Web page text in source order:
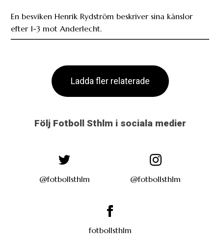
En besviken Henrik Rydström beskriver sina känslor
efter 1-3 mot Anderlecht.
Ladda fler relaterade
Följ Fotboll Sthlm i sociala medier
@fotbollsthlm @fotbollsthlm
fotbollsthlm